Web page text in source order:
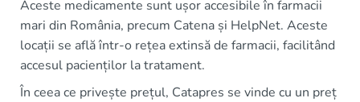
Aceste medicamente sunt ușor accesibile în farmacii
mari din România, precum Catena și HelpNet. Aceste
locații se află într-o rețea extinsă de farmacii, facilitând
accesul pacienților la tratament.
În ceea ce privește prețul, Catapres se vinde cu un preț